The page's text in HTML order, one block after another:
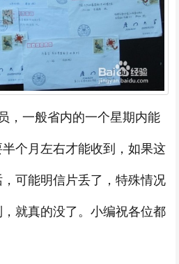
，一般省内的一个星期内能
个月左右才能收到，如果这
可能明信片丢了，特殊情况
就真的没了。小编祝各位都